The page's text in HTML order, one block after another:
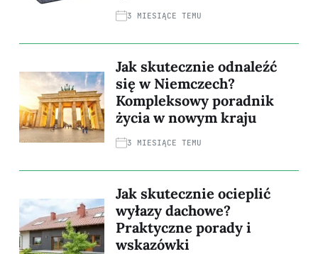
3 MIESIĄCE TEMU
Jak skutecznie odnaleźć
się w Niemczech?
Kompleksowy poradnik
życia w nowym kraju
3 MIESIĄCE TEMU
Jak skutecznie ocieplić
wyłazy dachowe?
Praktyczne porady i
wskazówki